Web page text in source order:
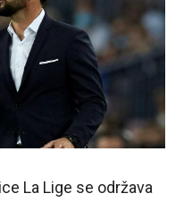
La Lige se održava